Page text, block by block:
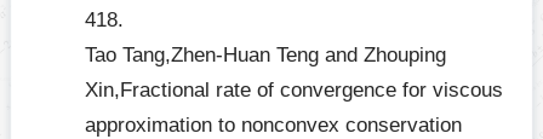
418.
Tao Tang,Zhen-Huan Teng and Zhouping
Xin,Fractional rate of convergence for viscous
approximation to nonconvex conservation